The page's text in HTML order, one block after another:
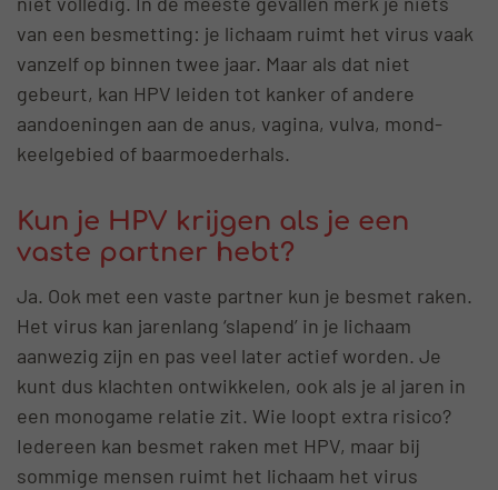
van een besmetting: je lichaam ruimt het virus vaak
vanzelf op binnen twee jaar. Maar als dat niet
gebeurt, kan HPV leiden tot kanker of andere
aandoeningen aan de anus, vagina, vulva, mond-
keelgebied of baarmoederhals.
Kun je HPV krijgen als je een
vaste partner hebt?
Ja. Ook met een vaste partner kun je besmet raken.
Het virus kan jarenlang ‘slapend’ in je lichaam
aanwezig zijn en pas veel later actief worden. Je
kunt dus klachten ontwikkelen, ook als je al jaren in
een monogame relatie zit. Wie loopt extra risico?
Iedereen kan besmet raken met HPV, maar bij
sommige mensen ruimt het lichaam het virus